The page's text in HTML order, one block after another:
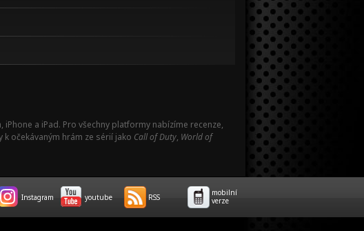
iPhone a iPad. Pro všechny platformy nabízíme recenze,
očekávaným hrám ze sérií jako Call of Duty, World of
Instagram youtube RSS
mobilní
verze